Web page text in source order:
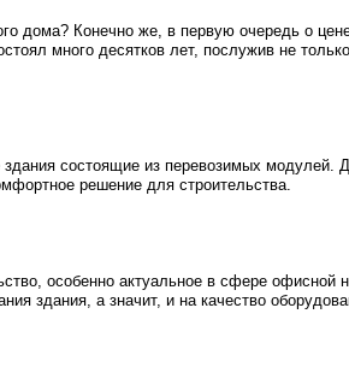
дома? Конечно же, в первую очередь о
много десятков лет, послужив не
состоящие из перевозимых модулей.
решение для строительства.
особенно актуальное в сфере
здания, а значит, и на качество